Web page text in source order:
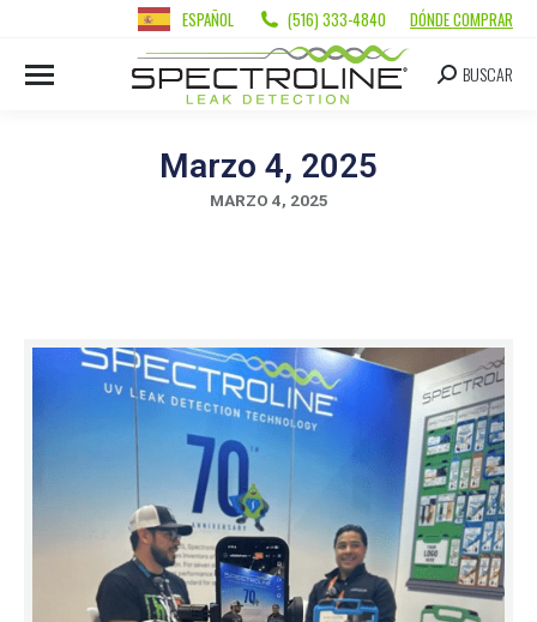
ESPAÑOL (516) 333-4840 DÓNDE COMPRAR
BUSCAR
Marzo 4, 2025
MARZO 4, 2025